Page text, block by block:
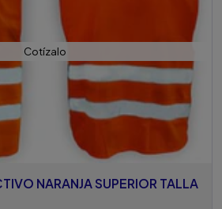
Cotízalo
NARANJA SUPERIOR TALLA